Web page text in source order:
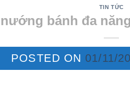
TIN TỨC
bánh đa
POSTED ON 01/11/